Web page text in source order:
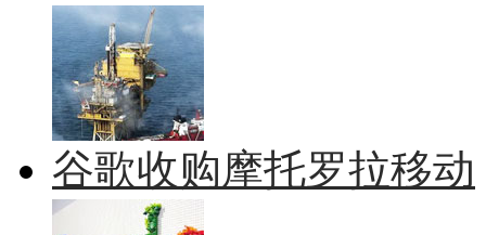
谷歌收购摩托罗拉移动